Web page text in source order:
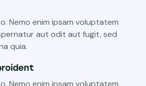
Nemo enim ipsam voluptatem
aut odit aut fugit, sed
quia.
Nemo enim ipsam voluptatem